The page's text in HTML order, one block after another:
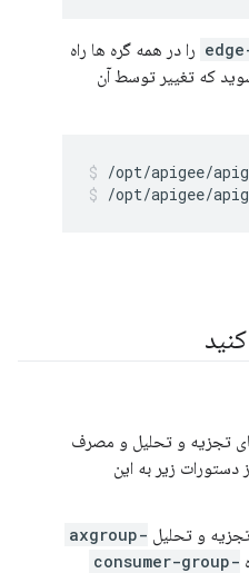
را در همه گره ها راه
که تغییر توسط آن
/opt/apigee/
/opt/apigee/
تجزیه و تحلیل و مصرف
دستورات زیر به این
و تحلیل axgroup-
consumer-group-